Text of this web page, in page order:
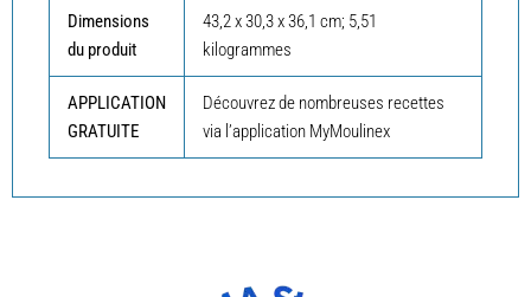
Dimensions
du produit
43,2 x 30,3 x 36,1 cm; 5,51
kilogrammes
APPLICATION
GRATUITE
Découvrez de nombreuses recettes
via l’application MyMoulinex